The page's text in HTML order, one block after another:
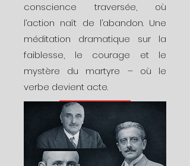
conscience traversée, où
l’action naît de l’abandon. Une
méditation dramatique sur la
faiblesse, le courage et le
mystère du martyre – où le
verbe devient acte.